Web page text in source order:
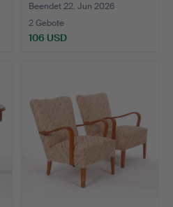
Beendet 22. Jun 2026
2 Gebote
106 USD